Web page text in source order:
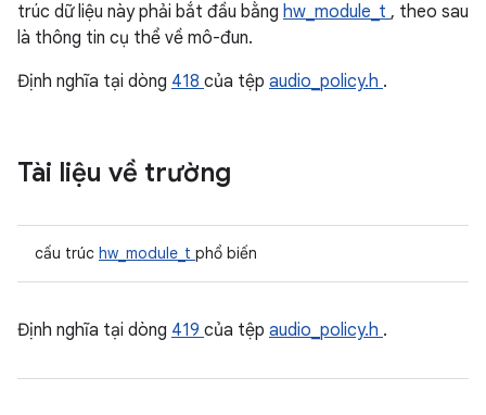
trúc dữ liệu này phải bắt đầu bằng hw_module_t , theo sau
là thông tin cụ thể về mô-đun.
Định nghĩa tại dòng 418 của tệp audio_policy.h .
Tài liệu về trường
cấu trúc hw_module_t phổ biến
Định nghĩa tại dòng 419 của tệp audio_policy.h .